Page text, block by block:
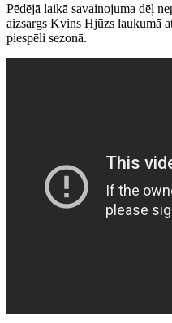
Pēdējā laikā savainojuma dēļ
aizsargs Kvins Hjūzs laukumā
piespēli sezonā.